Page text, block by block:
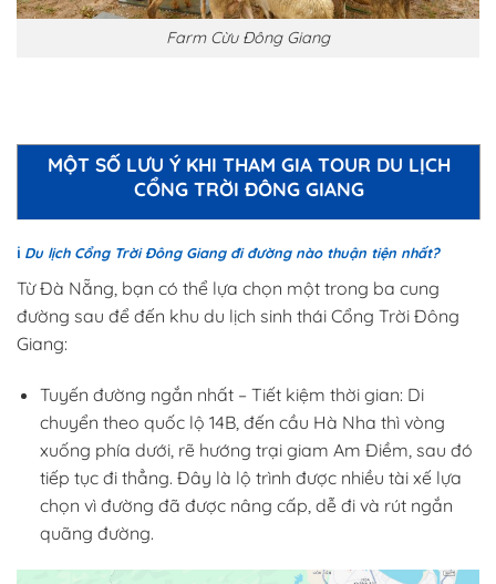
Farm Cừu Đông Giang
MỘT SỐ LƯU Ý KHI THAM GIA TOUR DU LỊCH
CỔNG TRỜI ĐÔNG GIANG
ℹ️ Du lịch Cổng Trời Đông Giang đi đường nào thuận tiện nhất?
Từ Đà Nẵng, bạn có thể lựa chọn một trong ba cung
đường sau để đến khu du lịch sinh thái Cổng Trời Đông
Giang:
Tuyến đường ngắn nhất – Tiết kiệm thời gian: Di
chuyển theo quốc lộ 14B, đến cầu Hà Nha thì vòng
xuống phía dưới, rẽ hướng trại giam Am Điềm, sau đó
tiếp tục đi thẳng. Đây là lộ trình được nhiều tài xế lựa
chọn vì đường đã được nâng cấp, dễ đi và rút ngắn
quãng đường.